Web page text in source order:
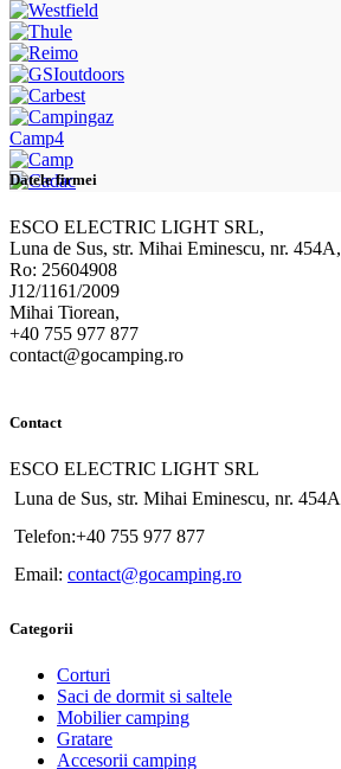
Camp4
Datele firmei
ESCO ELECTRIC LIGHT SRL,
Luna de Sus, str. Mihai Eminescu, nr. 454A,
Ro: 25604908
J12/1161/2009
Mihai Tiorean,
+40 755 977 877
contact@gocamping.ro
Contact
ESCO ELECTRIC LIGHT SRL
Luna de Sus, str. Mihai Eminescu, nr. 454A
Telefon:+40 755 977 877
Email: contact@gocamping.ro
Categorii
Corturi
Saci de dormit si saltele
Mobilier camping
Gratare
Accesorii camping